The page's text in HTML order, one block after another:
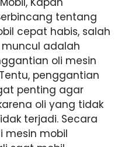
tentang
cepat habis, salah
adalah
oli mesin
penggantian
penting agar
oli yang tidak
terjadi. Secara
mesin mobil